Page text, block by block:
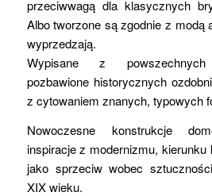
przeciwwagą dla klasycznych
Albo tworzone są zgodnie z modą
wyprzedzają.
Wypisane z powszechnych
pozbawione historycznych
z cytowaniem znanych, typowych
Nowoczesne konstrukcje
inspiracje z modernizmu, kierunku
jako sprzeciw wobec
XIX wieku.